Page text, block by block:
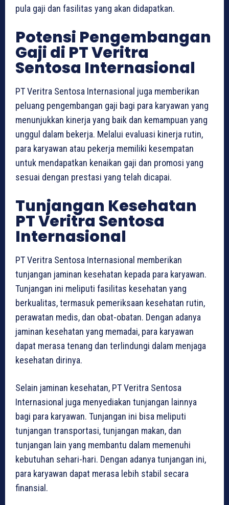
pula gaji dan fasilitas yang akan didapatkan.
Potensi Pengembangan
Gaji di PT Veritra
Sentosa Internasional
PT Veritra Sentosa Internasional juga memberikan
peluang pengembangan gaji bagi para karyawan yang
menunjukkan kinerja yang baik dan kemampuan yang
unggul dalam bekerja. Melalui evaluasi kinerja rutin,
para karyawan atau pekerja memiliki kesempatan
untuk mendapatkan kenaikan gaji dan promosi yang
sesuai dengan prestasi yang telah dicapai.
Tunjangan Kesehatan
PT Veritra Sentosa
Internasional
PT Veritra Sentosa Internasional memberikan
tunjangan jaminan kesehatan kepada para karyawan.
Tunjangan ini meliputi fasilitas kesehatan yang
berkualitas, termasuk pemeriksaan kesehatan rutin,
perawatan medis, dan obat-obatan. Dengan adanya
jaminan kesehatan yang memadai, para karyawan
dapat merasa tenang dan terlindungi dalam menjaga
kesehatan dirinya.
Selain jaminan kesehatan, PT Veritra Sentosa
Internasional juga menyediakan tunjangan lainnya
bagi para karyawan. Tunjangan ini bisa meliputi
tunjangan transportasi, tunjangan makan, dan
tunjangan lain yang membantu dalam memenuhi
kebutuhan sehari-hari. Dengan adanya tunjangan ini,
para karyawan dapat merasa lebih stabil secara
finansial.